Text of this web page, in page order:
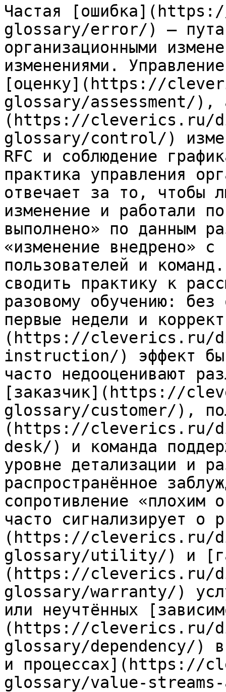
Частая
glossary/error/) —
организационными
изменениями.
[оценку](https://
glossary/assessment/),
(https://cleverics.ru/
glossary/control/)
RFC и соблюдение
практика управления
отвечает за то, чтобы
изменение и работали
выполнено» по данным
«изменение внедрено» с
пользователей и
сводить практику к
разовому обучению:
первые недели и
(https://cleverics.ru/
instruction/) эффект
часто недооценивают
[заказчик](https://
glossary/customer/),
(https://cleverics.ru/
desk/) и команда
уровне детализации и
распространённое
сопротивление «плохим
часто сигнализирует о
(https://cleverics.ru/
glossary/utility/) и
(https://cleverics.ru/
glossary/warranty/)
или неучтённых
(https://cleverics.ru/
glossary/dependency/) в
и
glossary/value-